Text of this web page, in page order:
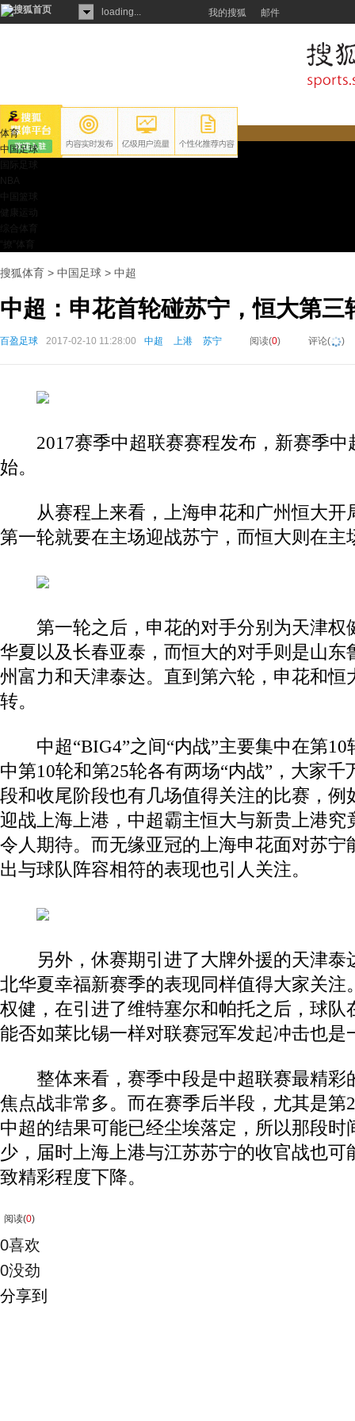
loading... 我的搜狐 邮件
体育
中国足球
健康运动
搜狐体育 > 中国足球 > 中超
中超：申花首轮碰苏宁，恒大第三
百盈足球 2017-02-10 11:28:00 中超 上港 苏宁 阅读(0) 评论( )
2017赛季中超联赛赛程发布，新赛季中
始。
从赛程上来看，上海申花和广州恒大开
第一轮就要在主场迎战苏宁，而恒大则在主
第一轮之后，申花的对手分别为天津权
华夏以及长春亚泰，而恒大的对手则是山东
州富力和天津泰达。直到第六轮，申花和恒
转。
中超“BIG4”之间“内战”主要集中在第10
中第10轮和第25轮各有两场“内战”，大家
段和收尾阶段也有几场值得关注的比赛，例
迎战上海上港，中超霸主恒大与新贵上港究
令人期待。而无缘亚冠的上海申花面对苏宁
出与球队阵容相符的表现也引人关注。
另外，休赛期引进了大牌外援的天津泰
北华夏幸福新赛季的表现同样值得大家关注
权健，在引进了维特塞尔和帕托之后，球队
能否如莱比锡一样对联赛冠军发起冲击也是
整体来看，赛季中段是中超联赛最精彩
焦点战非常多。而在赛季后半段，尤其是第
中超的结果可能已经尘埃落定，所以那段时
少，届时上海上港与江苏苏宁的收官战也可
致精彩程度下降。
阅读(0)
0喜欢
0没劲
分享到